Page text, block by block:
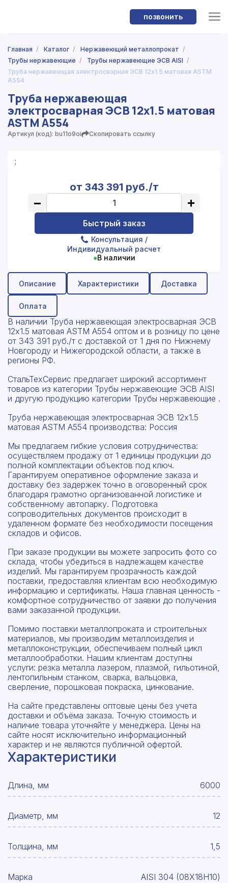
позвонить
Главная / Каталог / Нержавеющий металлопрокат /
Трубы нержавеющие / Трубы нержавеющие ЭСВ AISI /
Труба нержавеющая электросварная ЭСВ 12x1.5 матовая ASTM
A554
Труба нержавеющая
электросварная ЭСВ 12x1.5 матовая
ASTM A554
Артикул (код): bu11o9oi Скопировать ссылку
;
от 343 391 руб./т
− +
Быстрый заказ
Консультация /
Индивидуальный расчет
●В наличии
Описание Характеристики Доставка
Оплата
В наличии Труба нержавеющая электросварная ЭСВ
12x1.5 матовая ASTM A554 оптом и в розницу по цене
от 343 391 руб./т с доставкой от 1 дня по Нижнему
Новгороду и Нижегородской области, а также в
регионы РФ.
СтальТехСервис предлагает широкий ассортимент
товаров из категории Трубы нержавеющие ЭСВ AISI
и другую продукцию категории Трубы нержавеющие .
Труба нержавеющая электросварная ЭСВ 12x1.5
матовая ASTM A554 производства: Россия
Мы предлагаем гибкие условия сотрудничества:
осуществляем продажу от 1 единицы продукции до
полной комплектации объектов под ключ.
Гарантируем оперативное оформление заказа и
доставку без задержек точно в оговоренный срок
благодаря грамотно организованной логистике и
собственному автопарку. Подготовка
сопроводительных документов происходит в
удаленном формате без необходимости посещения
складов и офисов.
При заказе продукции вы можете запросить фото со
склада, чтобы убедиться в надлежащем качестве
изделий. Мы гарантируем прозрачность каждой
поставки, предоставляя клиентам всю необходимую
информацию и сертификаты. Наша главная ценность -
комфортное сотрудничество от заявки до получения
вами заказанной продукции.
Помимо поставки металлопроката и строительных
материалов, мы производим металлоизделия и
металлоконструкции, обеспечиваем полный цикл
металлообработки. Нашим клиентам доступны
услуги: резка металла лазером, плазмой, гильотиной,
лентопильным станком, сварка, вальцовка,
сверление, порошковая покраска, цинкование.
На сайте представлены оптовые цены без учета
доставки и объёма заказа. Точную стоимость и
наличие товара уточняйте у менеджера. Цены на
сайте носят исключительно информационный
характер и не являются публичной офертой.
Характеристики
Длина, мм 6000
Диаметр, мм 12
Толщина, мм 1,5
Марка AISI 304 (08Х18Н10)